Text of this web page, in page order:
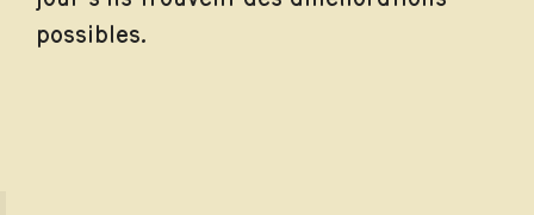
possibles.